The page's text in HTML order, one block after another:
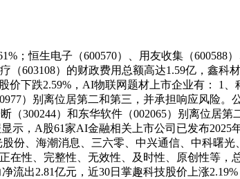
恒生电子（600570）、用友收集（600588
603108）的财政费用总额高达1.59亿，鑫科
下跌2.59%，AI物联网题材上市企业有： 1
）别离位居第二和第三，并承担响应风险。
300244）和东华软件（002065）别离位居第
示，A股61家AI金融相关上市公司已发布
份、海潮消息、三六零、中兴通信、中科曙
性、完整性、无效性、及时性、原创性等，
出2.81亿元，近30日掌趣科技股价上涨